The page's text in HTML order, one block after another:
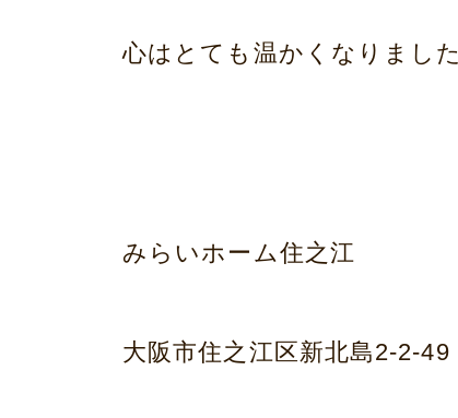
心はとても温かくなりました
みらいホーム住之江
大阪市住之江区新北島2-2-49